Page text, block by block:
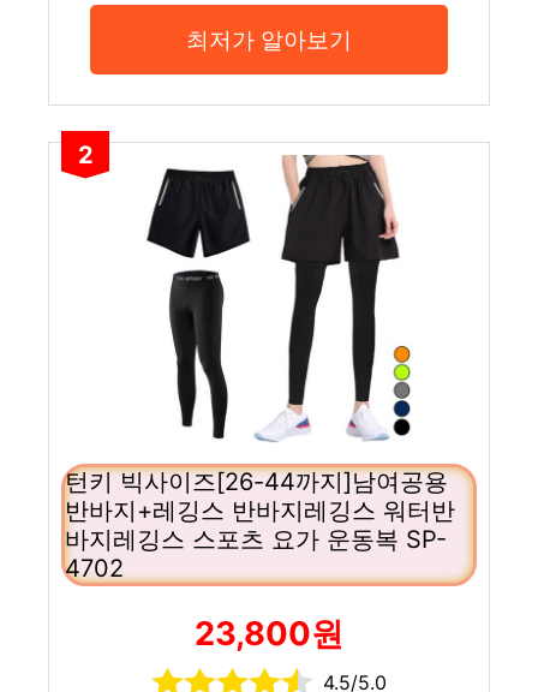
최저가 알아보기
2
턴키 빅사이즈[26-44까지]남여공용
반바지+레깅스 반바지레깅스 워터반
바지레깅스 스포츠 요가 운동복 SP-
4702
23,800원
4.5/5.0